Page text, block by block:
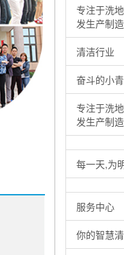
专注于洗
发生产制造
清洁行业
奋斗的小
专注于洗
发生产制造
每一天,为
服务中心
你的智慧